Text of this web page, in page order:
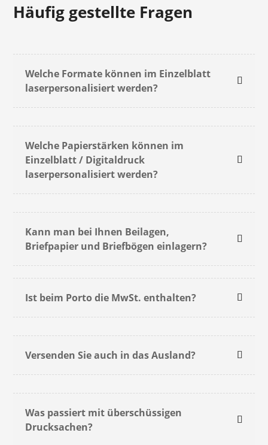
Häufig gestellte Fragen
Welche Formate können im Einzelblatt
laserpersonalisiert werden?
Welche Papierstärken können im
Einzelblatt / Digitaldruck
laserpersonalisiert werden?
Kann man bei Ihnen Beilagen,
Briefpapier und Briefbögen einlagern?
Ist beim Porto die MwSt. enthalten?
Versenden Sie auch in das Ausland?
Was passiert mit überschüssigen
Drucksachen?